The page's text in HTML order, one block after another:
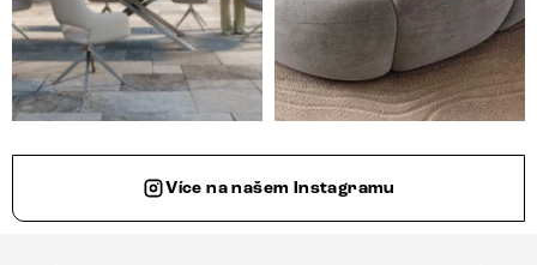
Více na našem Instagramu